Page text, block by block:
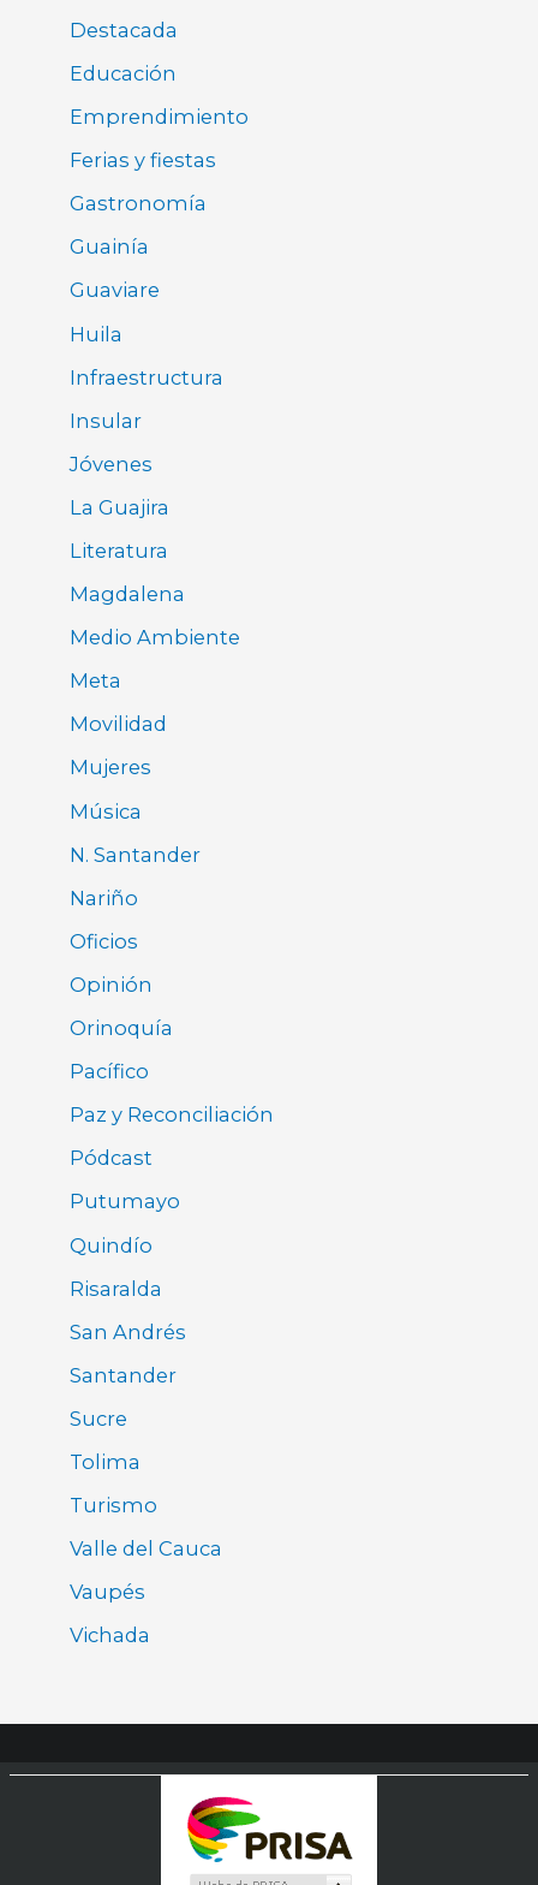
Destacada
Educación
Emprendimiento
Ferias y fiestas
Gastronomía
Guainía
Guaviare
Huila
Infraestructura
Insular
Jóvenes
La Guajira
Literatura
Magdalena
Medio Ambiente
Meta
Movilidad
Mujeres
Música
N. Santander
Nariño
Oficios
Opinión
Orinoquía
Pacífico
Paz y Reconciliación
Pódcast
Putumayo
Quindío
Risaralda
San Andrés
Santander
Sucre
Tolima
Turismo
Valle del Cauca
Vaupés
Vichada